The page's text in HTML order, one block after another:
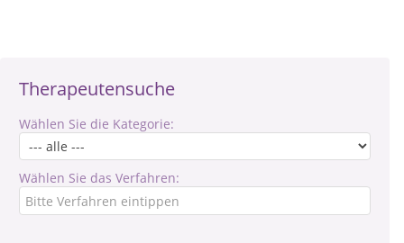
Therapeutensuche
Wählen Sie die Kategorie:
Wählen Sie das Verfahren: